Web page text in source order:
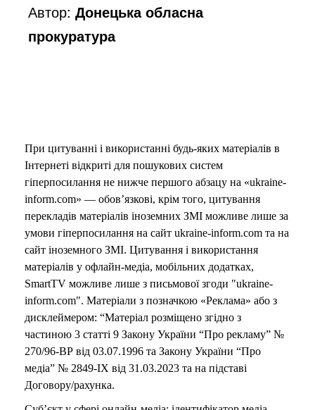
Автор:Донецька обласна
прокуратура
При цитуванні і використанні будь-яких матеріалів в
Інтернеті відкриті для пошукових систем
гіперпосилання не нижче першого абзацу на «ukraine-
inform.com» — обов’язкові, крім того, цитування
перекладів матеріалів іноземних ЗМІ можливе лише за
умови гіперпосилання на сайт ukraine-inform.com та на
сайт іноземного ЗМІ. Цитування і використання
матеріалів у офлайн-медіа, мобільних додатках,
SmartTV можливе лише з письмової згоди "ukraine-
inform.com". Матеріали з позначкою «Реклама» або з
дисклеймером: “Матеріал розміщено згідно з
частиною 3 статті 9 Закону України “Про рекламу” №
270/96-ВР від 03.07.1996 та Закону України “Про
медіа” № 2849-IX від 31.03.2023 та на підставі
Договору/рахунка.